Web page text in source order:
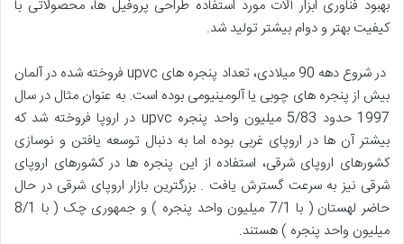
بهبود فناوری ابزار آلات مورد استفاده طراحی پروفیل ها، محصولاتی با
کیفیت بهتر و دوام بیشتر تولید شد.
در شروع دهه 90 میلادی، تعداد پنجره های upvc فروخته شده در آلمان
بیش از پنجره های چوبی یا آلومینیومی بوده است. به عنوان مثال در سال
1997 حدود 5/83 میلیون واحد پنجره upvc در اروپا فروخته شد که
بیشتر آن ها در اروپای غربی بوده اما به دنبال توسعه یافتن و نوسازی
کشورهای اروپای شرقی، استفاده از این پنجره ها در کشورهای اروپای
شرقی نیز به سرعت گسترش یافت . بزرگترین بازار اروپای شرقی در حال
حاضر لهستان ( با 7/1 میلیون واحد پنجره ) و جمهوری چک ( با 8/1
میلیون واحد پنجره ) هستند.